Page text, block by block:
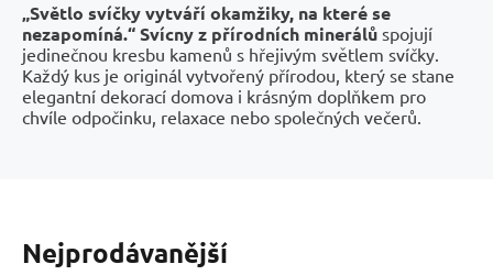
„Světlo svíčky vytváří okamžiky, na které se
nezapomíná.“Svícny z přírodních minerálů spojují
jedinečnou kresbu kamenů s hřejivým světlem svíčky.
Každý kus je originál vytvořený přírodou, který se stane
elegantní dekorací domova i krásným doplňkem pro
chvíle odpočinku, relaxace nebo společných večerů.
Nejprodávanější